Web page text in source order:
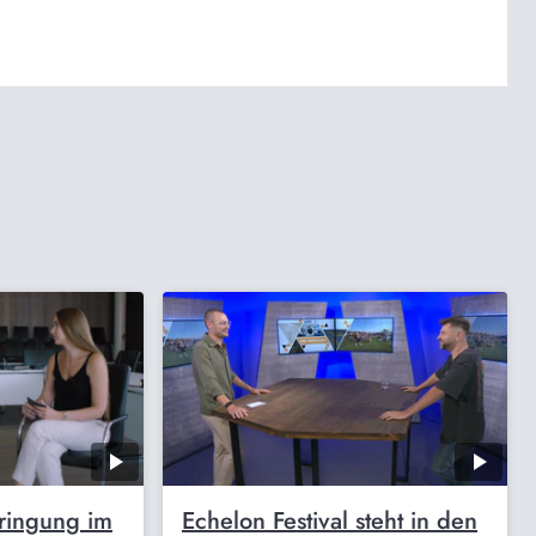
im
Echelon Festival steht in den